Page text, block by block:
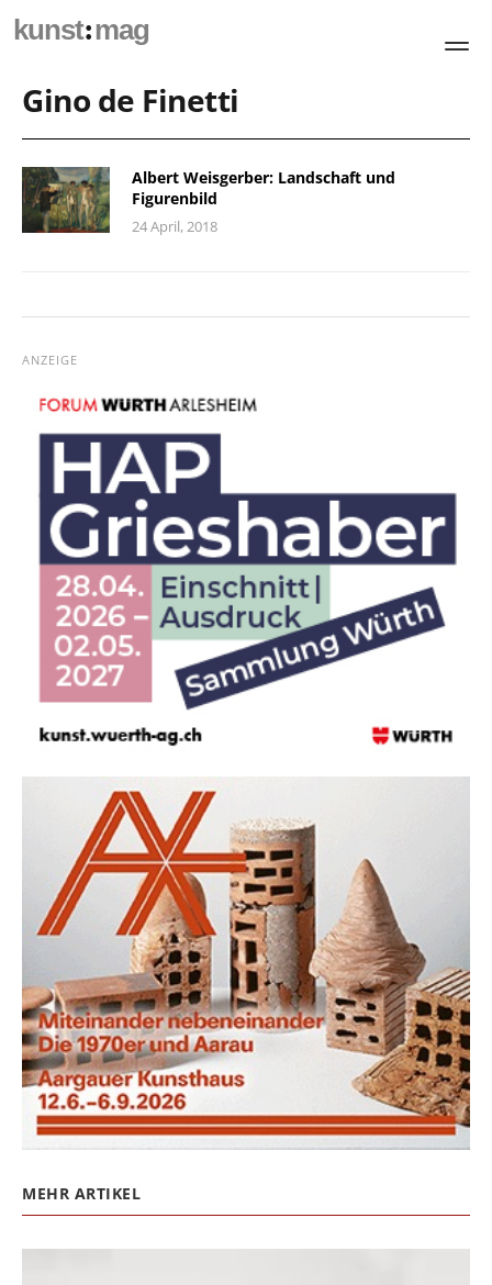
kunst:mag
Gino de Finetti
Albert Weisgerber: Landschaft und
Figurenbild
24 April, 2018
ANZEIGE
MEHR ARTIKEL